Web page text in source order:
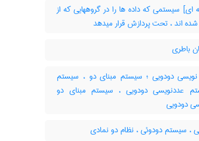
سیستمی که داده ها را در گروههایی که از
شده اند ، تحت پردازش قرار میدهد
باطری
دودویی ؛ سیستم مبنای دو ، سیستم
عددنویسی دودویی ، سیستم مبنای دو
دودویی
سیستم دودوئی ، نظام دو نمادی